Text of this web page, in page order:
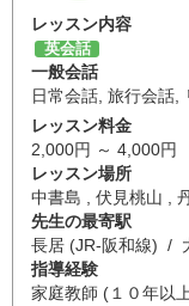
レッスン内容
英会話
一般会話
日常会話, 旅行会話,
レッスン料金
2,000円 ～ 4,000円
レッスン場所
中書島 , 伏見桃山 ,
先生の最寄駅
長居 (JR-阪和線) /
指導経験
家庭教師 (１０年以